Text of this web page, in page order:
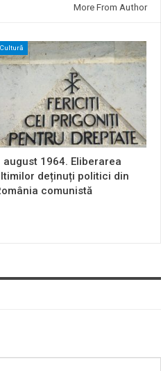
More From Author
Cultură
august 1964. Eliberarea
deținuți politici din
comunistă